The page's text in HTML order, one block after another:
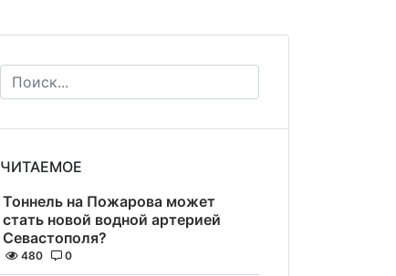
ЧИТАЕМОЕ
Тоннель на Пожарова может
стать новой водной артерией
Севастополя?
480 0